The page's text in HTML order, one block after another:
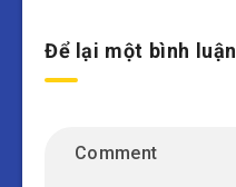
Để lại một bình luận